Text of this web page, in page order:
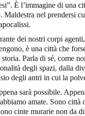
È l’immagine di una
Maldestra nel prendersi
dei nostri corpi
è una città che
Parla di sé, come
degli spazi, dalla
degli antri in cui la
sarà possibile.
amate. Sono città
cinte murarie non da